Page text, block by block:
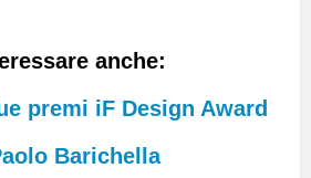
anche:
premi iF Design Award
Barichella